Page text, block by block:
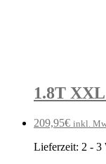
1.8T
209,95€ inkl.
Lieferzeit: 2 - 3